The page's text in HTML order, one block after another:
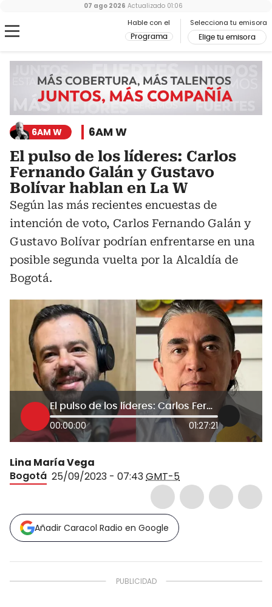
Hable con el
Programa
Selecciona tu emisora
Elige tu emisora
07 ago 2026 Actualizado 01:06
6AM W 6AM W
El pulso de los líderes: Carlos
Fernando Galán y Gustavo
Bolívar hablan en La W
Según las más recientes encuestas de
intención de voto, Carlos Fernando Galán y
Gustavo Bolívar podrían enfrentarse en una
posible segunda vuelta por la Alcaldía de
Bogotá.
El pulso de los líderes: Carlos Fernando Galán y Gustavo Bolívar hablan en La W
00:00:00 01:27:21
Lina María Vega
Bogotá 25/09/2023 - 07:43GMT-5
Añadir Caracol Radio en Google